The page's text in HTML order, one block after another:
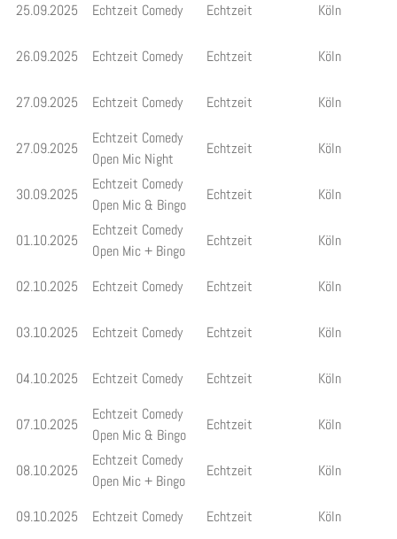
25.09.2025 Echtzeit Comedy Echtzeit Köln
26.09.2025 Echtzeit Comedy Echtzeit Köln
27.09.2025 Echtzeit Comedy Echtzeit Köln
27.09.2025
Echtzeit Comedy
Open Mic Night
Echtzeit Köln
30.09.2025
Echtzeit Comedy
Open Mic & Bingo
Echtzeit Köln
01.10.2025
Echtzeit Comedy
Open Mic + Bingo
Echtzeit Köln
02.10.2025 Echtzeit Comedy Echtzeit Köln
03.10.2025 Echtzeit Comedy Echtzeit Köln
04.10.2025 Echtzeit Comedy Echtzeit Köln
07.10.2025
Echtzeit Comedy
Open Mic & Bingo
Echtzeit Köln
08.10.2025
Echtzeit Comedy
Open Mic + Bingo
Echtzeit Köln
09.10.2025 Echtzeit Comedy Echtzeit Köln